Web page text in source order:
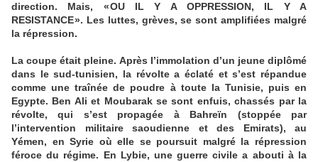
direction. Mais, « OU IL Y A OPPRESSION, IL Y A
RESISTANCE ». Les luttes, grèves, se sont amplifiées malgré
la répression.
La coupe était pleine. Après l’immolation d’un jeune diplômé
dans le sud-tunisien, la révolte a éclaté et s’est répandue
comme une traînée de poudre à toute la Tunisie, puis en
Egypte. Ben Ali et Moubarak se sont enfuis, chassés par la
révolte, qui s’est propagée à Bahreïn (stoppée par
l’intervention militaire saoudienne et des Emirats), au
Yémen, en Syrie où elle se poursuit malgré la répression
féroce du régime. En Lybie, une guerre civile a abouti à la